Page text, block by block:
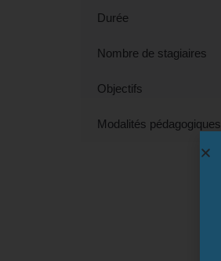
Durée
Nombre de stagiaires
Objectifs
Modalités pédagogiques